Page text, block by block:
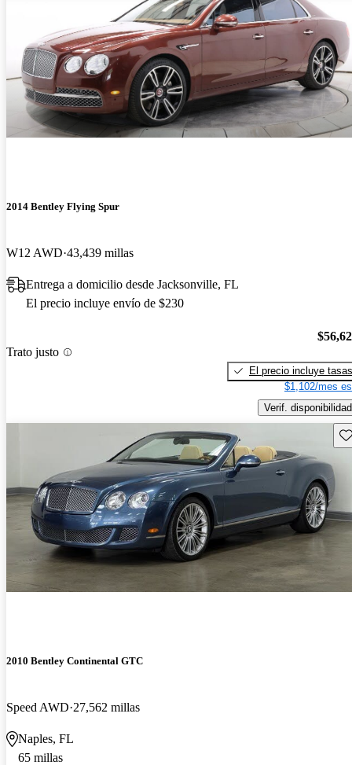
2014 Bentley Flying Spur
W12 AWD 43,439 millas
Entrega a domicilio desde Jacksonville, FL
El precio incluye envío de $230
Trato justo
El precio incluye tasas
$1,102/mes
Verif. disponibilidad
2010 Bentley Continental GTC
Speed AWD 27,562 millas
Naples, FL
65 millas